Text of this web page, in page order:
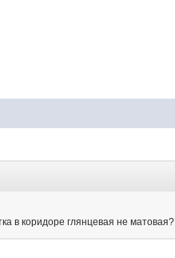
в коридоре глянцевая не матовая?